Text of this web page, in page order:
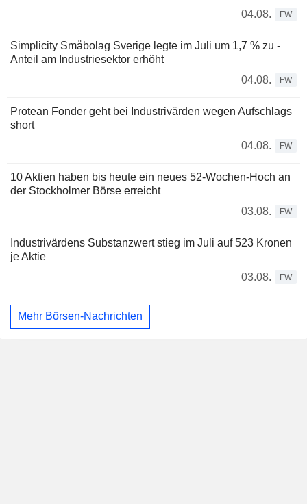
04.08.
FW
Simplicity Småbolag Sverige legte im Juli um 1,7 % zu -
Anteil am Industriesektor erhöht
04.08.
FW
Protean Fonder geht bei Industrivärden wegen Aufschlags
short
04.08.
FW
10 Aktien haben bis heute ein neues 52-Wochen-Hoch an
der Stockholmer Börse erreicht
03.08.
FW
Industrivärdens Substanzwert stieg im Juli auf 523 Kronen
je Aktie
03.08.
FW
Mehr Börsen-Nachrichten